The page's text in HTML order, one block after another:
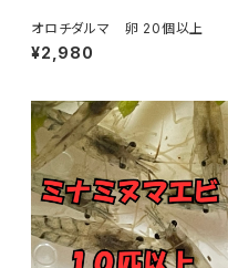
オロチダルマ 卵 20個以上
¥2,980